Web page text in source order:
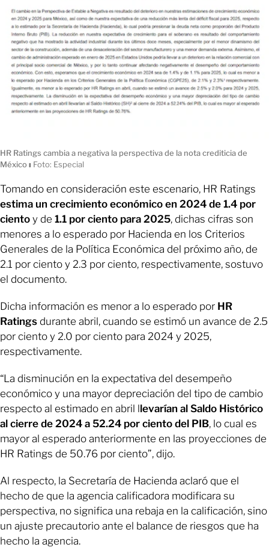
HR Ratings cambia a negativa la perspectiva de la nota crediticia de
Méxicoı Foto: Especial
Tomando en consideración este escenario, HR Ratings
estima un crecimiento económico en 2024 de 1.4 por
ciento y de 1.1 por ciento para 2025, dichas cifras son
menores a lo esperado por Hacienda en los Criterios
Generales de la Política Económica del próximo año, de
2.1 por ciento y 2.3 por ciento, respectivamente, sostuvo
el documento.
Dicha información es menor a lo esperado por HR
Ratings durante abril, cuando se estimó un avance de 2.5
por ciento y 2.0 por ciento para 2024 y 2025,
respectivamente.
“La disminución en la expectativa del desempeño
económico y una mayor depreciación del tipo de cambio
respecto al estimado en abril llevarían al Saldo Histórico
al cierre de 2024 a 52.24 por ciento del PIB, lo cual es
mayor al esperado anteriormente en las proyecciones de
HR Ratings de 50.76 por ciento”, dijo.
Al respecto, la Secretaría de Hacienda aclaró que el
hecho de que la agencia calificadora modificara su
perspectiva, no significa una rebaja en la calificación, sino
un ajuste precautorio ante el balance de riesgos que ha
hecho la agencia.